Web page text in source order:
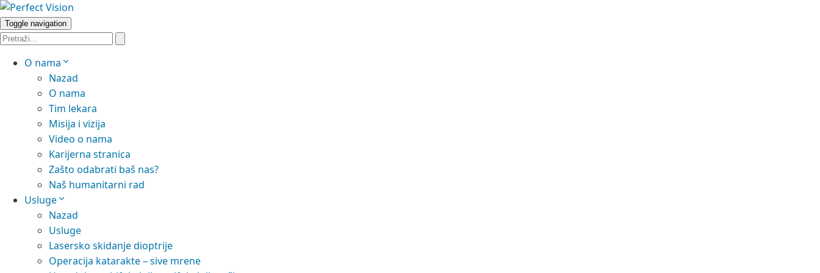
Toggle navigation
O nama
Nazad
O nama
Tim lekara
Misija i vizija
Video o nama
Karijerna stranica
Zašto odabrati baš nas?
Naš humanitarni rad
Usluge
Nazad
Usluge
Lasersko skidanje dioptrije
Operacija katarakte – sive mrene